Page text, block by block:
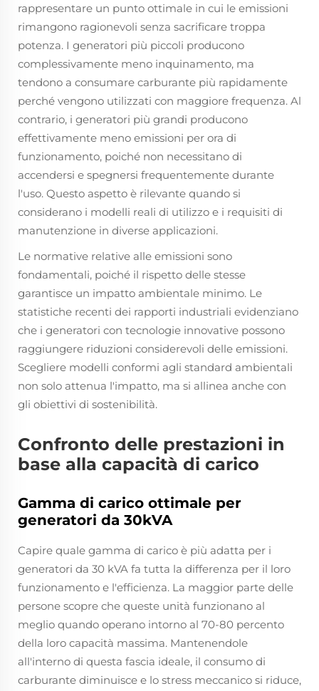
rappresentare un punto ottimale in cui le emissioni
rimangono ragionevoli senza sacrificare troppa
potenza. I generatori più piccoli producono
complessivamente meno inquinamento, ma
tendono a consumare carburante più rapidamente
perché vengono utilizzati con maggiore frequenza. Al
contrario, i generatori più grandi producono
effettivamente meno emissioni per ora di
funzionamento, poiché non necessitano di
accendersi e spegnersi frequentemente durante
l'uso. Questo aspetto è rilevante quando si
considerano i modelli reali di utilizzo e i requisiti di
manutenzione in diverse applicazioni.
Le normative relative alle emissioni sono
fondamentali, poiché il rispetto delle stesse
garantisce un impatto ambientale minimo. Le
statistiche recenti dei rapporti industriali evidenziano
che i generatori con tecnologie innovative possono
raggiungere riduzioni considerevoli delle emissioni.
Scegliere modelli conformi agli standard ambientali
non solo attenua l'impatto, ma si allinea anche con
gli obiettivi di sostenibilità.
Confronto delle prestazioni in
base alla capacità di carico
Gamma di carico ottimale per
generatori da 30kVA
Capire quale gamma di carico è più adatta per i
generatori da 30 kVA fa tutta la differenza per il loro
funzionamento e l'efficienza. La maggior parte delle
persone scopre che queste unità funzionano al
meglio quando operano intorno al 70-80 percento
della loro capacità massima. Mantenendole
all'interno di questa fascia ideale, il consumo di
carburante diminuisce e lo stress meccanico si riduce,